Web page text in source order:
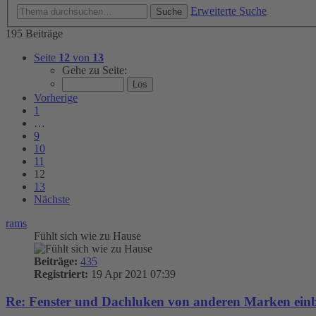
Suche
Erweiterte Suche
195 Beiträge
Seite 12 von 13
Gehe zu Seite:
Vorherige
1
…
9
10
11
12
13
Nächste
rams
Fühlt sich wie zu Hause
Beiträge: 435
Registriert: 19 Apr 2021 07:39
Re: Fenster und Dachluken von anderen Marken